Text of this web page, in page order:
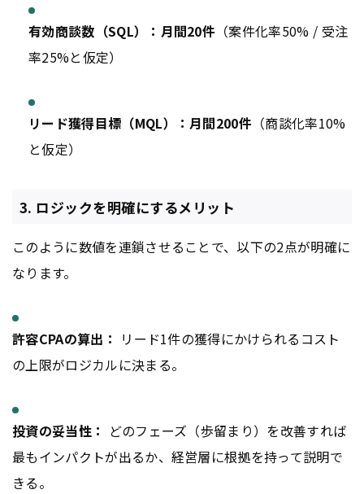
有効商談数（SQL）：月間20件 （案件化率50% / 受注
率25%と仮定）
リード獲得目標（MQL）：月間200件 （商談化率10%
と仮定）
3. ロジックを明確にするメリット
このように数値を連鎖させることで、以下の2点が明確に
なります。
許容CPAの算出： リード1件の獲得にかけられるコスト
の上限がロジカルに決まる。
投資の妥当性：
どのフェーズ（歩留まり）を改善すれば
最もインパクトが出るか、経営層に根拠を持って説明で
きる。